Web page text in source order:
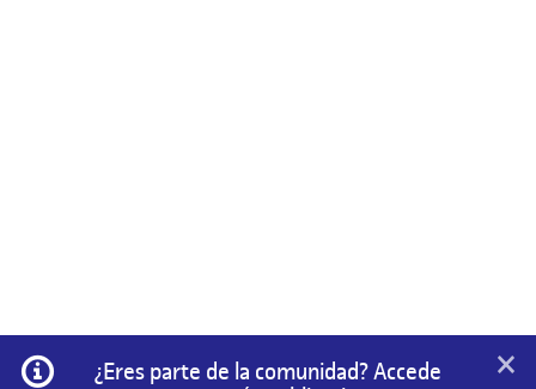
Información
¿Eres parte de la comunidad? Accede
×